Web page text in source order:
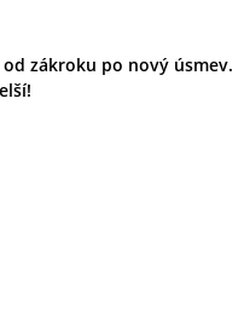
zákroku po nový úsmev.